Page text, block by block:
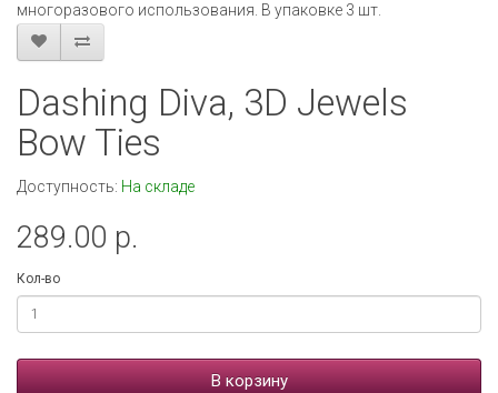
многоразового использования. В упаковке 3 шт.
Dashing Diva, 3D Jewels
Bow Ties
Доступность: На складе
289.00 р.
Кол-во
В корзину